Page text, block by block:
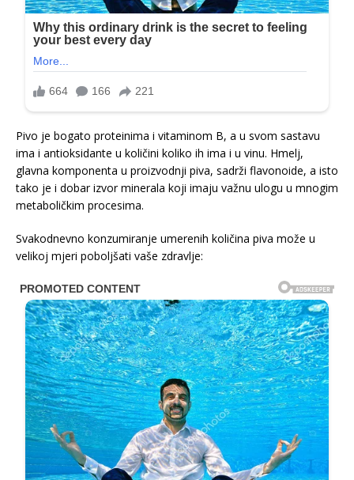
Pivo je bogato proteinima i vitaminom B, a u svom sastavu
ima i antioksidante u količini koliko ih ima i u vinu. Hmelj,
glavna komponenta u proizvodnji piva, sadrži flavonoide, a isto
tako je i dobar izvor minerala koji imaju važnu ulogu u mnogim
metaboličkim procesima.
Svakodnevno konzumiranje umerenih količina piva može u
velikoj mjeri poboljšati vaše zdravlje: